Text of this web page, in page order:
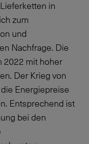
in
zum
und
Nachfrage. Die
2022 mit hoher
Der Krieg von
Energiepreise
Entsprechend ist
bei den